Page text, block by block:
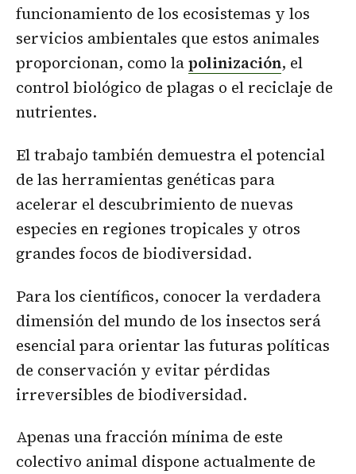
funcionamiento de los ecosistemas y los
servicios ambientales que estos animales
proporcionan, como lapolinización, el
control biológico de plagas o el reciclaje de
nutrientes.
El trabajo también demuestra el potencial
de las herramientas genéticas para
acelerar el descubrimiento de nuevas
especies en regiones tropicales y otros
grandes focos de biodiversidad.
Para los científicos, conocer la verdadera
dimensión del mundo de los insectos será
esencial para orientar las futuras políticas
de conservación y evitar pérdidas
irreversibles de biodiversidad.
Apenas una fracción mínima de este
colectivo animal dispone actualmente de